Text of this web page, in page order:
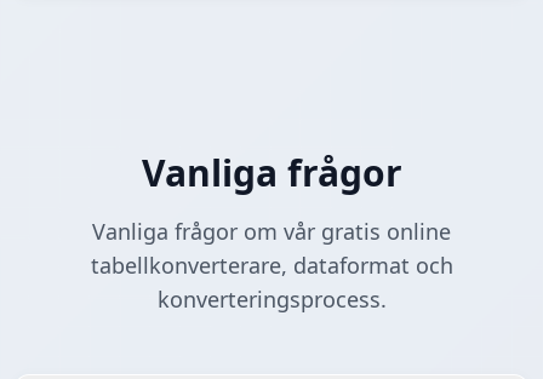
Vanliga frågor
Vanliga frågor om vår gratis online
tabellkonverterare, dataformat och
konverteringsprocess.